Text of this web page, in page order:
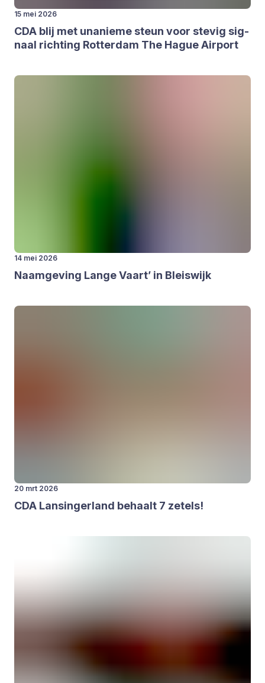
15 mei 2026
CDA blij met una­nie­me steun voor ste­vig sig­
naal rich­ting Rot­ter­dam The Hague Air­port
14 mei 2026
Naam­ge­ving Lan­ge Vaart’ in Bleis­wijk
20 mrt 2026
CDA Lan­sin­ger­land behaalt 7 zetels!